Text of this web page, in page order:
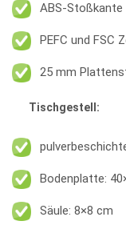
ABS-Stoßkante
PEFC und FSC
25 mm
Tischgestell:
Bodenplatte:
Säule: 8×8 cm